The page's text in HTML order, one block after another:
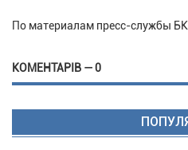
По материалам пресс-службы БК
КОМЕНТАРІВ — 0